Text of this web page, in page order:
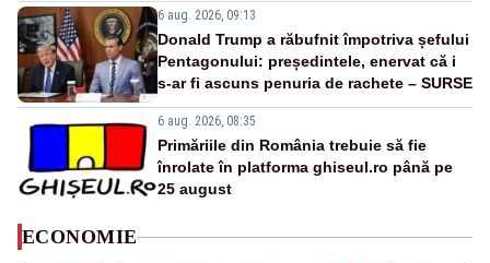
6 aug. 2026, 09:13
Donald Trump a răbufnit împotriva șefului
Pentagonului: președintele, enervat că i
s-ar fi ascuns penuria de rachete – SURSE
6 aug. 2026, 08:35
Primăriile din România trebuie să fie
înrolate în platforma ghiseul.ro până pe
25 august
ECONOMIE